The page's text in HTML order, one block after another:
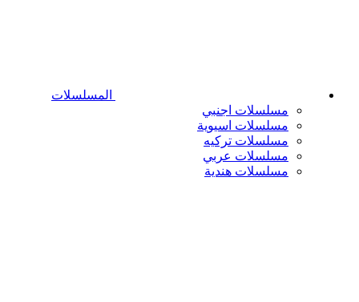
المسلسلات
مسلسلات اجنبي
مسلسلات اسيوية
مسلسلات تركيه
مسلسلات عربي
مسلسلات هندية